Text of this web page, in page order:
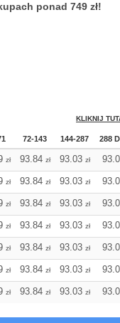
ponad 749 zł!
KLIKNIJ
72-143 144-287 288
zł 93.84 zł 93.03 zł
zł 93.84 zł 93.03 zł
zł 93.84 zł 93.03 zł
zł 93.84 zł 93.03 zł
zł 93.84 zł 93.03 zł
zł 93.84 zł 93.03 zł
zł 93.84 zł 93.03 zł